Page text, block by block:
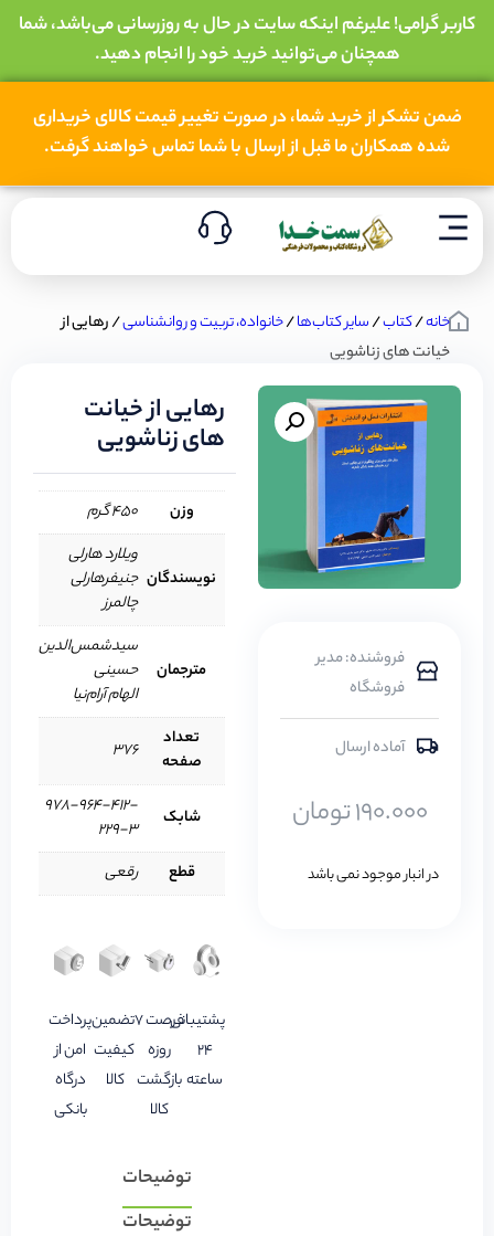
کاربر گرامی! علیرغم اینکه سایت در حال به روزرسانی می‌باشد، شما
همچنان می‌توانید خرید خود را انجام دهید.
ضمن تشکر از خرید شما، در صورت تغییر قیمت کالای خریداری
شده همکاران ما قبل از ارسال با شما تماس خواهند گرفت.
خانه/کتاب/سایر کتاب‌ها/خانواده، تربیت و روانشناسی/ رهایی از
خیانت های زناشویی
فروشنده: مدیر
فروشگاه
آماده ارسال
190.000تومان
در انبار موجود نمی باشد
رهایی از خیانت
های زناشویی
وزن 450 گرم
نویسندگان
ویلارد هارلی
جنیفرهارلی
چالمرز
مترجمان
سیدشمس‌الدین
حسینی
الهام آرام‌نیا
تعداد
صفحه
376
شابک
978-964-412-
229-3
قطع
رقعی
پشتیبانی
24
ساعته
فرصت 7
روزه
بازگشت
کالا
تضمین
کیفیت
کالا
پرداخت
امن از
درگاه
بانکی
توضیحات
توضیحات